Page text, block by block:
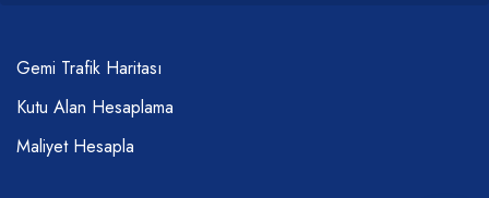
Gemi Trafik Haritası
Kutu Alan Hesaplama
Maliyet Hesapla